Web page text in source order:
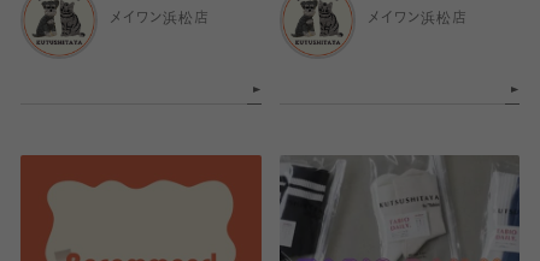
メイワン浜松店
メイワン浜松店